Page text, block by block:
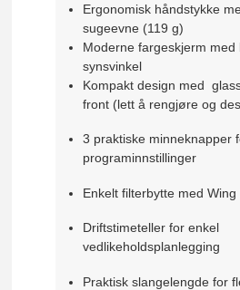
Ergonomisk håndstykke
sugeevne (119 g)
Moderne fargeskjerm med
synsvinkel
Kompakt design med
front (lett å rengjøre og
3 praktiske minneknapper
programinnstillinger
Enkelt filterbytte med
Driftstimeteller for enkel
vedlikeholdsplanlegging
Praktisk slangelengde for